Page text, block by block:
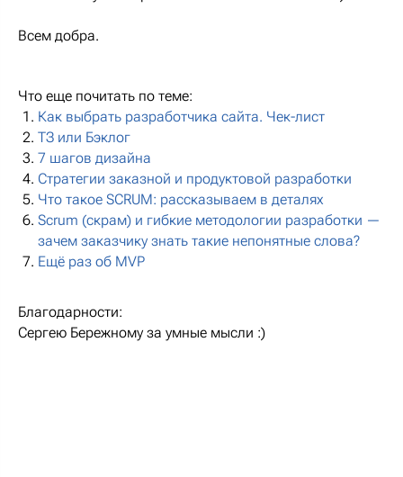
Всем добра.
Что еще почитать по теме:
Как выбрать разработчика сайта. Чек-лист
ТЗ или Бэклог
7 шагов дизайна
Стратегии заказной и продуктовой разработки
Что такое SCRUM: рассказываем в деталях
Scrum (скрам) и гибкие методологии разработки —
зачем заказчику знать такие непонятные слова?
Ещё раз об MVP
Благодарности:
Сергею Бережному за умные мысли :)